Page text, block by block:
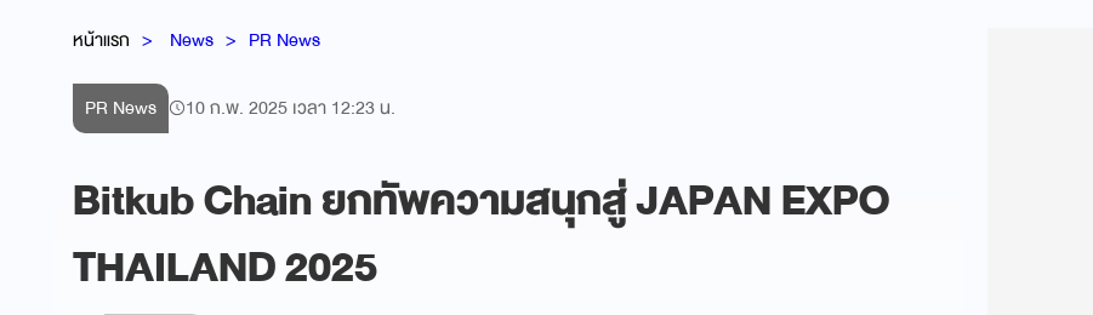
หน้าแรก News PR News
PR News 10 ก.พ. 2025 เวลา 12:23 น.
Bitkub Chain ยกทัพความสนุกสู่ JAPAN EXPO
THAILAND 2025